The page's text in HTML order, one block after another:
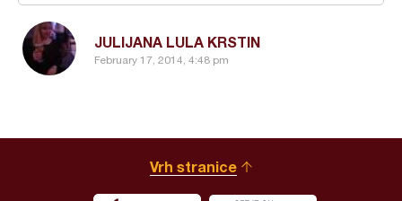
JULIJANA LULA KRSTIN
February 17, 2014, 4:48 pm
Vrh stranice